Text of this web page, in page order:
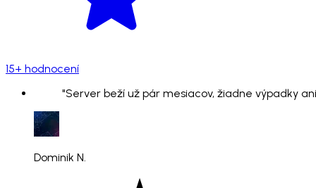
15+ hodnocení
"Server beží už pár mesiacov, žiadne výpadky
Dominik N.